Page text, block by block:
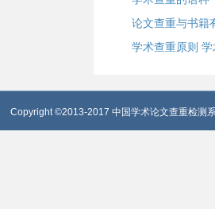
论文查重与书籍
学术查重原则
Copyright ©2013-2017 中国学术论文查重检